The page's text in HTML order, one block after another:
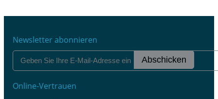
Newsletter abonnieren
Abschicken
Online-Vertrauen